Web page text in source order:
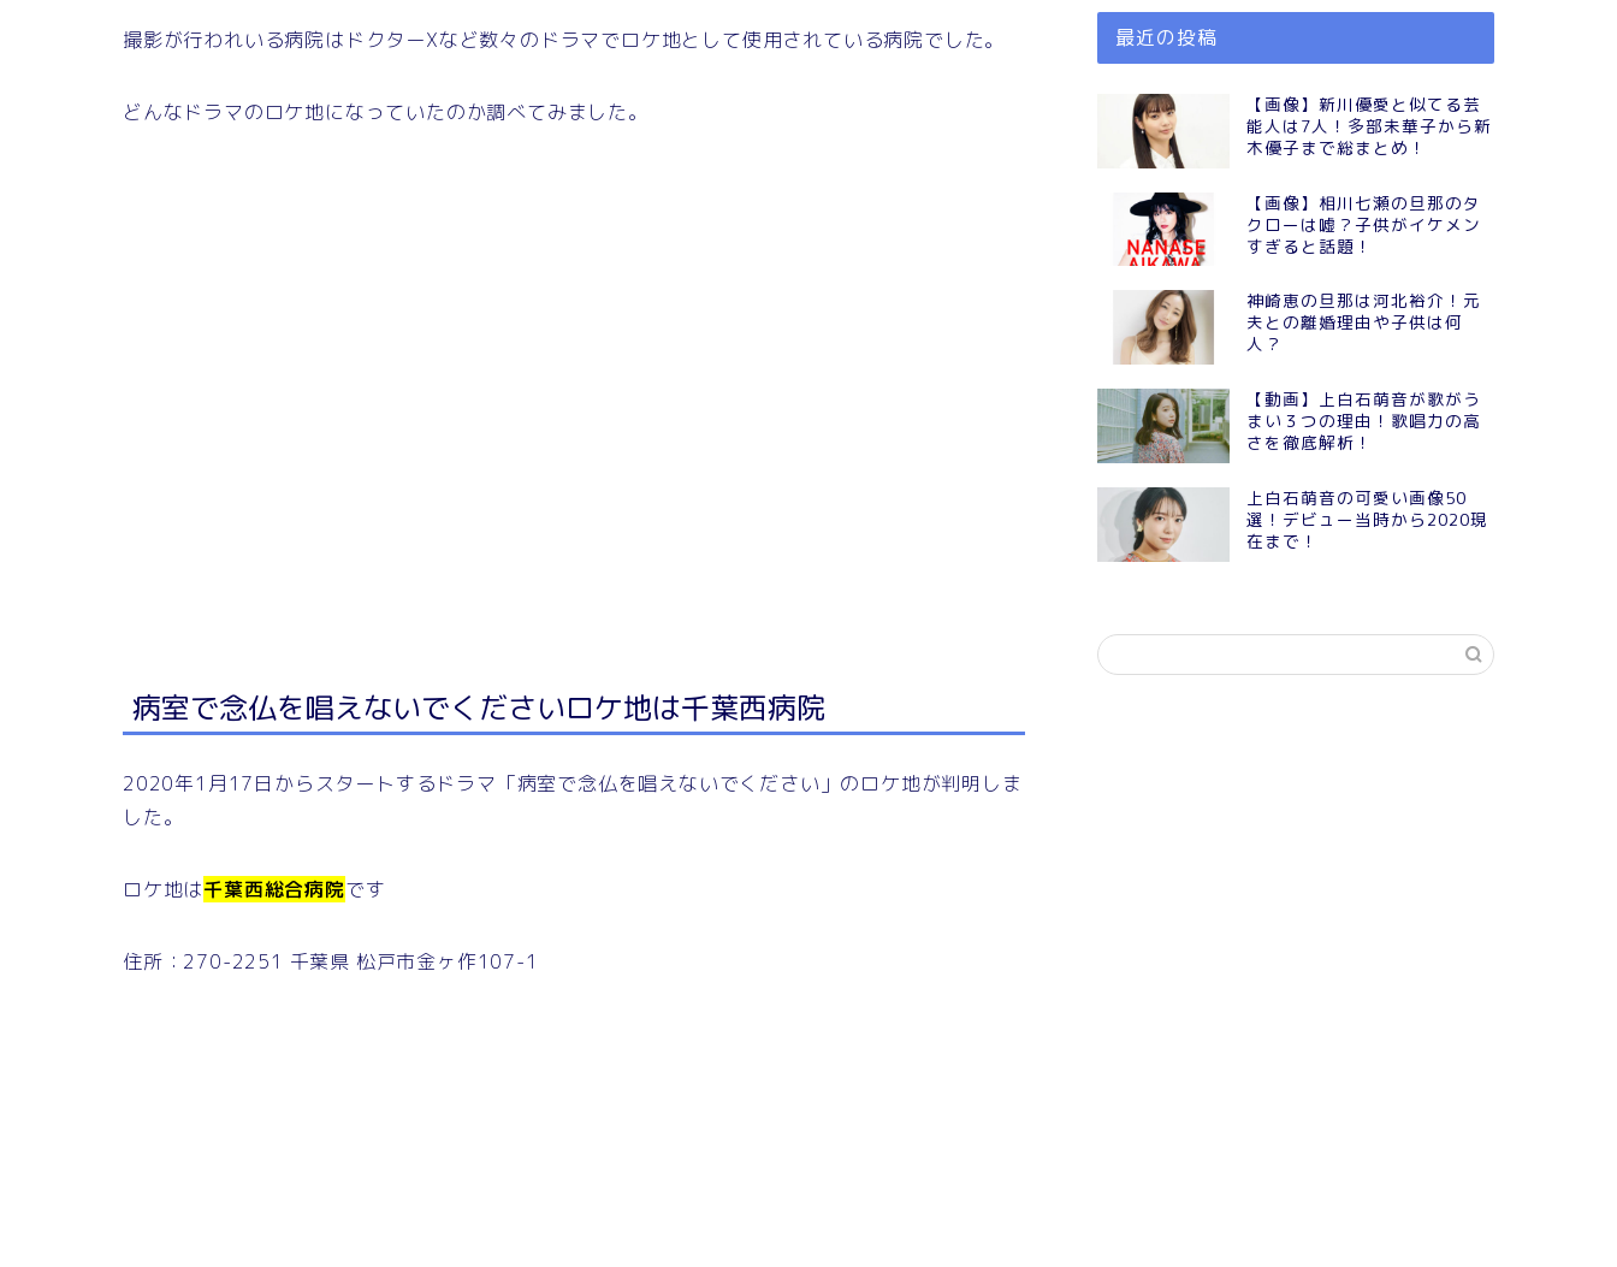
撮影が行われいる病院はドクターXなど数々のドラマでロケ地として使用されている病院でした。
どんなドラマのロケ地になっていたのか調べてみました。
病室で念仏を唱えないでくださいロケ地は千葉西病院
2020年1月17日からスタートするドラマ「病室で念仏を唱えないでください」のロケ地が判明しま
した。
ロケ地は千葉西総合病院です
住所：270-2251 千葉県 松戸市金ヶ作107-1
最近の投稿
【画像】新川優愛と似てる芸
能人は7人！多部未華子から新
木優子まで総まとめ！
【画像】相川七瀬の旦那のタ
クローは嘘？子供がイケメン
すぎると話題！
神崎恵の旦那は河北裕介！元
夫との離婚理由や子供は何
人？
【動画】上白石萌音が歌がう
まい３つの理由！歌唱力の高
さを徹底解析！
上白石萌音の可愛い画像50
選！デビュー当時から2020現
在まで！